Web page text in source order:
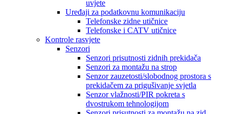
uvjete
Uređaji za podatkovnu komunikaciju
Telefonske zidne utičnice
Telefonske i CATV utičnice
Kontrole rasvjete
Senzori
Senzori prisutnosti zidnih prekidača
Senzori za montažu na strop
Senzor zauzetosti/slobodnog prostora s
prekidačem za prigušivanje svjetla
Senzor vlažnosti/PIR pokreta s
dvostrukom tehnologijom